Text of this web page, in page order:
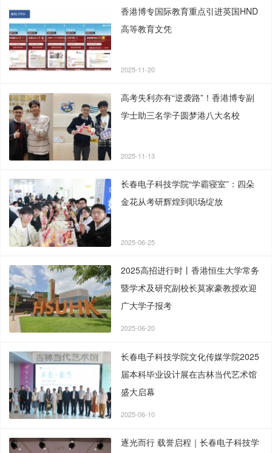
香港博专国际教育重点引进英国HND
高等教育文凭
2025-11-20
高考失利亦有“逆袭路”！香港博专副
学士助三名学子圆梦港八大名校
2025-11-13
长春电子科技学院“学霸寝室”：四朵
金花从考研辉煌到职场绽放
2025-06-25
2025高招进行时丨香港恒生大学常务
暨学术及研究副校长莫家豪教授欢迎
广大学子报考
2025-06-20
长春电子科技学院文化传媒学院2025
届本科毕业设计展在吉林当代艺术馆
盛大启幕
2025-06-10
逐光而行 载誉启程｜长春电子科技学